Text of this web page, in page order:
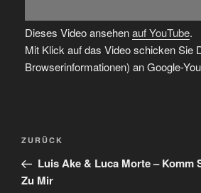
Dieses Video ansehenauf YouTube.
Mit Klick auf das Video schicken Sie
Browserinformationen) an Google-
Beitragsnavigation
Vorheriger
Beitrag
ZURÜCK
Luis Ake & Luca Morte – Komm
Zu Mir